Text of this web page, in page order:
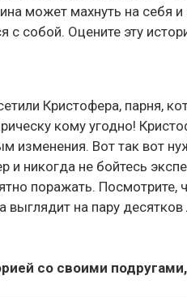
может махнуть на себя
с собой. Оцените эту
Кристофера, парня,
кому угодно!
изменения. Вот так вот
и никогда не бойтесь
поражать.
выглядит на пару
со своими